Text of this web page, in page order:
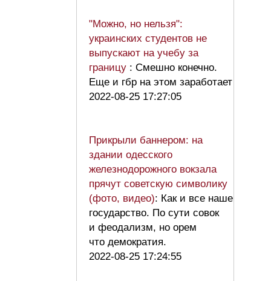
"Можно, но нельзя":
украинских студентов не
выпускают на учебу за
границу : Смешно конечно.
Еще и гбр на этом заработает
2022-08-25 17:27:05
Прикрыли баннером: на
здании одесского
железнодорожного вокзала
прячут советскую символику
(фото, видео): Как и все наше
государство. По сути совок
и феодализм, но орем
что демократия.
2022-08-25 17:24:55